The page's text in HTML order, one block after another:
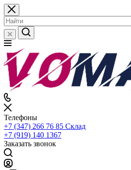
Телефоны
+7 (347) 266 76 85 Склад
+7 (919) 140 1367
Заказать звонок